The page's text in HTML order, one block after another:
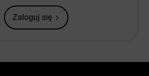
Zaloguj się